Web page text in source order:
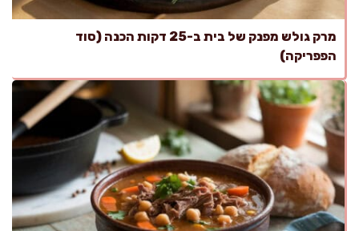
מרק גולש מפנק של בית ב-25 דקות הכנה (סוד
הפפריקה)